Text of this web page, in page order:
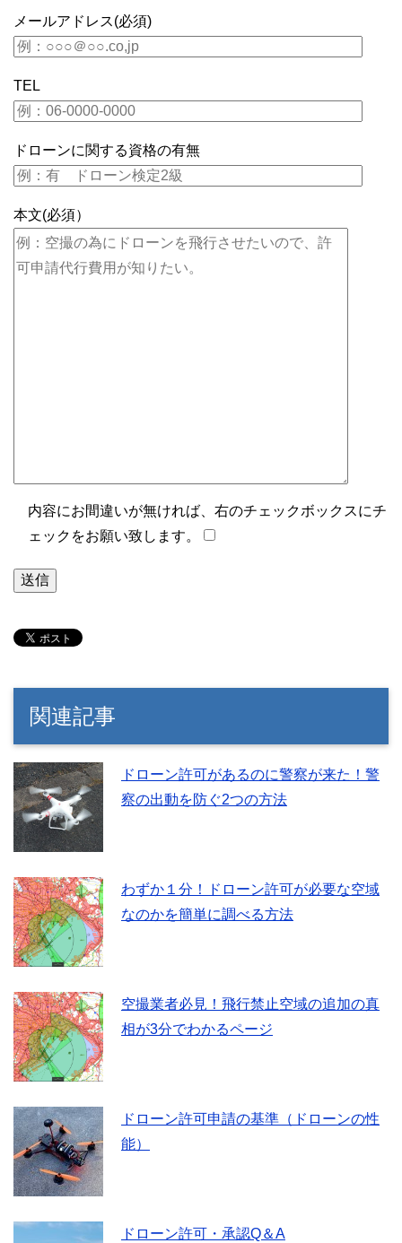
メールアドレス(必須)
TEL
ドローンに関する資格の有無
本文(必須）
内容にお間違いが無ければ、右のチェックボックスにチ
ェックをお願い致します。
関連記事
ドローン許可があるのに警察が来た！警
察の出動を防ぐ2つの方法
わずか１分！ドローン許可が必要な空域
なのかを簡単に調べる方法
空撮業者必見！飛行禁止空域の追加の真
相が3分でわかるページ
ドローン許可申請の基準（ドローンの性
能）
ドローン許可・承認Q＆A